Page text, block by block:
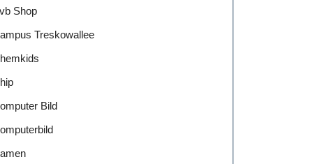
Shop
Treskowallee
Bild